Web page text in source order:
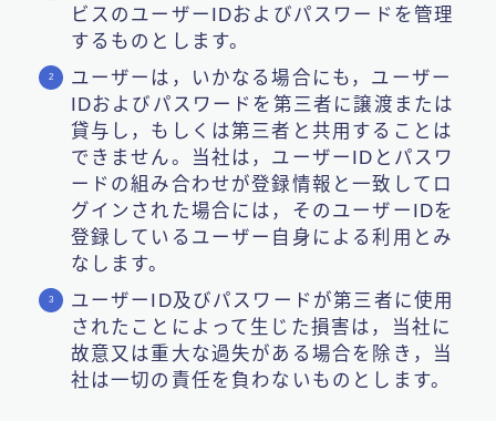
ビスのユーザーIDおよびパスワードを管理
するものとします。
ユーザーは，いかなる場合にも，ユーザー
IDおよびパスワードを第三者に譲渡または
貸与し，もしくは第三者と共用することは
できません。当社は，ユーザーIDとパスワ
ードの組み合わせが登録情報と一致してロ
グインされた場合には，そのユーザーIDを
登録しているユーザー自身による利用とみ
なします。
ユーザーID及びパスワードが第三者に使用
されたことによって生じた損害は，当社に
故意又は重大な過失がある場合を除き，当
社は一切の責任を負わないものとします。